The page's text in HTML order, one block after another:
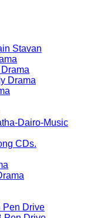
Stavan
Drama
Dairo-Music
CDs.
Pen Drive